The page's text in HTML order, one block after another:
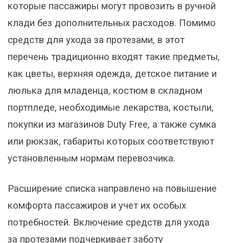
которые пассажиры могут провозить в ручной
клади без дополнительных расходов. Помимо
средств для ухода за протезами, в этот
перечень традиционно входят такие предметы,
как цветы, верхняя одежда, детское питание и
люлька для младенца, костюм в складном
портпледе, необходимые лекарства, костыли,
покупки из магазинов Duty Free, а также сумка
или рюкзак, габариты которых соответствуют
установленным нормам перевозчика.
Расширение списка направлено на повышение
комфорта пассажиров и учет их особых
потребностей. Включение средств для ухода
за протезами подчеркивает заботу